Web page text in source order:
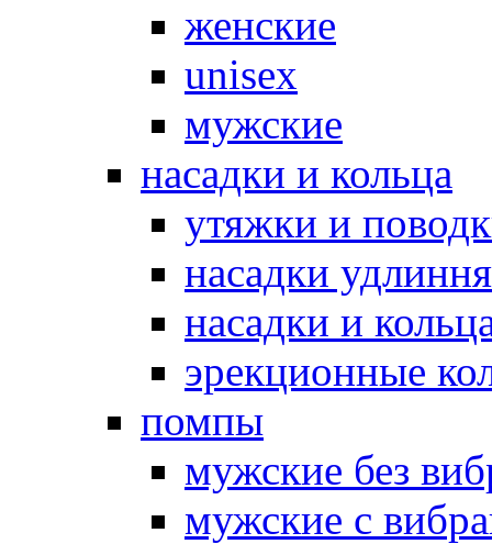
женские
unisex
мужские
насадки и кольца
утяжки и
насадки
насадки и
эрекционные
помпы
мужские без
мужские с